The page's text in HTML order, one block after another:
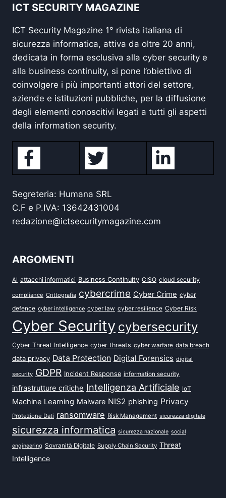
ICT SECURITY MAGAZINE
ICT Security Magazine 1° rivista italiana di
sicurezza informatica, attiva da oltre 20 anni,
dedicata in forma esclusiva alla cyber security e
alla business continuity, si pone l’obiettivo di
coinvolgere i più importanti attori del settore,
aziende e istituzioni pubbliche, per la diffusione
degli elementi conoscitivi legati a tutti gli aspetti
della information security.
Segreteria: Humana SRL
C.F e P.IVA: 13642431004
redazione@ictsecuritymagazine.com
ARGOMENTI
AI attacchi informatici Business Continuity CISO cloud security
compliance Crittografia cybercrime Cyber Crime cyber
defence cyber intelligence cyber law cyber resilience Cyber Risk
Cyber Security cybersecurity
Cyber Threat Intelligence cyber threats cyber warfare data breach
data privacy Data Protection Digital Forensics digital
security GDPR Incident Response information security
infrastrutture critiche Intelligenza Artificiale IoT
Machine Learning Malware NIS2 phishing Privacy
Protezione Dati ransomware Risk Management sicurezza digitale
sicurezza informatica sicurezza nazionale social
engineering Sovranità Digitale Supply Chain Security Threat
Intelligence